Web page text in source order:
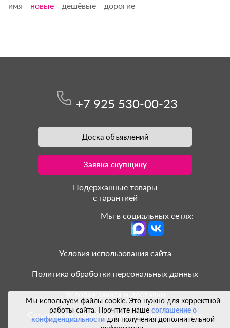
имя
новые дешёвые дорогие
Мы используем файлы cookie. Это нужно для корректной
работы сайта. Прочтите наше соглашение о
конфиденциальностидля получения дополнительной
+7 925 530-00-23
Доска объявлений
Заявка скупщику
Подержанные товары
с гарантией
Мы в социальных сетях:
Условия использования сайта
Политика обработки персональных данных
Условия заказа и доставки
Согласие на обработку персональных данных